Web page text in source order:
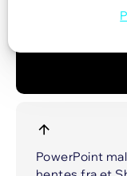
PowerPoint